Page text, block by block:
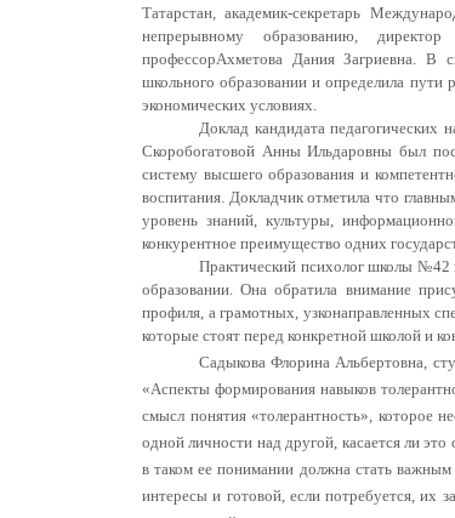
Татарстан, академик-секретарь
непрерывному образованию,
профессорАхметова Дания Загриевна. В
школьного образовании и определила
экономических условиях.
Доклад кандидата педагогических
Скоробогатовой Анны Ильдаровны был
систему высшего образования и
воспитания. Докладчик отметила что
уровень знаний, культуры,
конкурентное преимущество одних
Практический психолог школы №42
образовании. Она обратила внимание
профиля, а грамотных, узконаправленных
которые стоят перед конкретной школой и
Садыкова Флорина Альбертовна,
«Аспекты формирования навыков
смысл понятия «толерантность», которое
одной личности над другой, касается ли
в таком ее понимании должна стать
интересы и готовой, если потребуется, их